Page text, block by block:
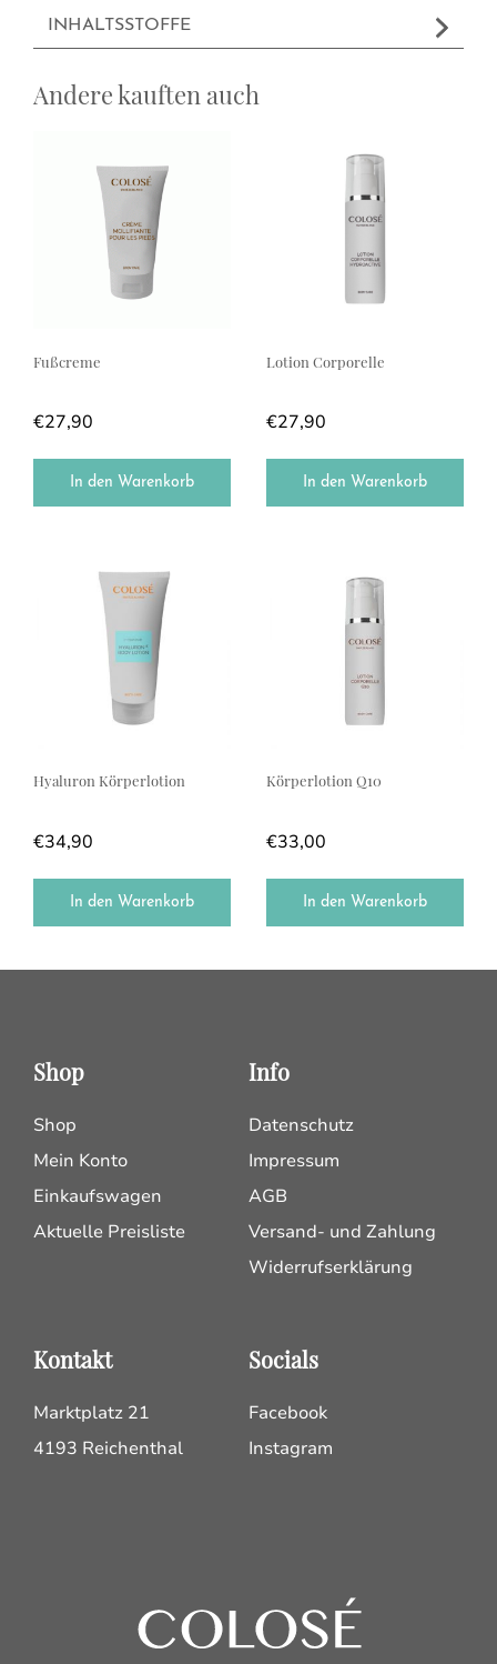
INHALTSSTOFFE
Andere kauften auch
Fußcreme
€27,90
In den Warenkorb
Lotion Corporelle
€27,90
In den Warenkorb
Hyaluron Körperlotion
€34,90
In den Warenkorb
Körperlotion Q10
€33,00
In den Warenkorb
Shop
Shop
Mein Konto
Einkaufswagen
Aktuelle Preisliste
Info
Datenschutz
Impressum
AGB
Versand- und Zahlung
Widerrufserklärung
Kontakt
Marktplatz 21
4193 Reichenthal
Socials
Facebook
Instagram